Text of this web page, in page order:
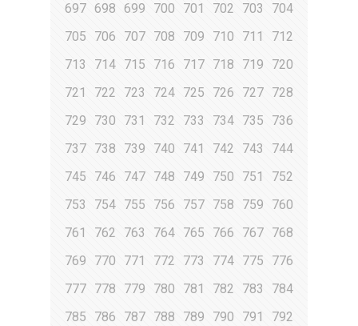
697 698 699 700 701 702 703
704
705
706 707 708 709 710 711
712
713
714 715 716 717 718 719
720
721
722 723 724 725 726 727 728
729
730 731 732 733 734 735
736
737 738 739 740 741 742 743
744
745
746 747 748 749 750 751
752
753
754 755 756 757 758 759
760
761
762 763 764 765 766 767 768
769
770 771 772 773 774 775
776
777 778 779 780 781 782 783
784
785
786 787 788 789 790 791
792